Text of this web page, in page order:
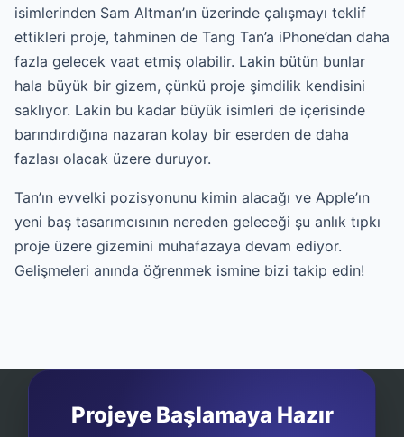
isimlerinden Sam Altman’ın üzerinde çalışmayı teklif
ettikleri proje, tahminen de Tang Tan’a iPhone’dan daha
fazla gelecek vaat etmiş olabilir. Lakin bütün bunlar
hala büyük bir gizem, çünkü proje şimdilik kendisini
saklıyor. Lakin bu kadar büyük isimleri de içerisinde
barındırdığına nazaran kolay bir eserden de daha
fazlası olacak üzere duruyor.
Tan’ın evvelki pozisyonunu kimin alacağı ve Apple’ın
yeni baş tasarımcısının nereden geleceği şu anlık tıpkı
proje üzere gizemini muhafazaya devam ediyor.
Gelişmeleri anında öğrenmek ismine bizi takip edin!
Projeye Başlamaya Hazır